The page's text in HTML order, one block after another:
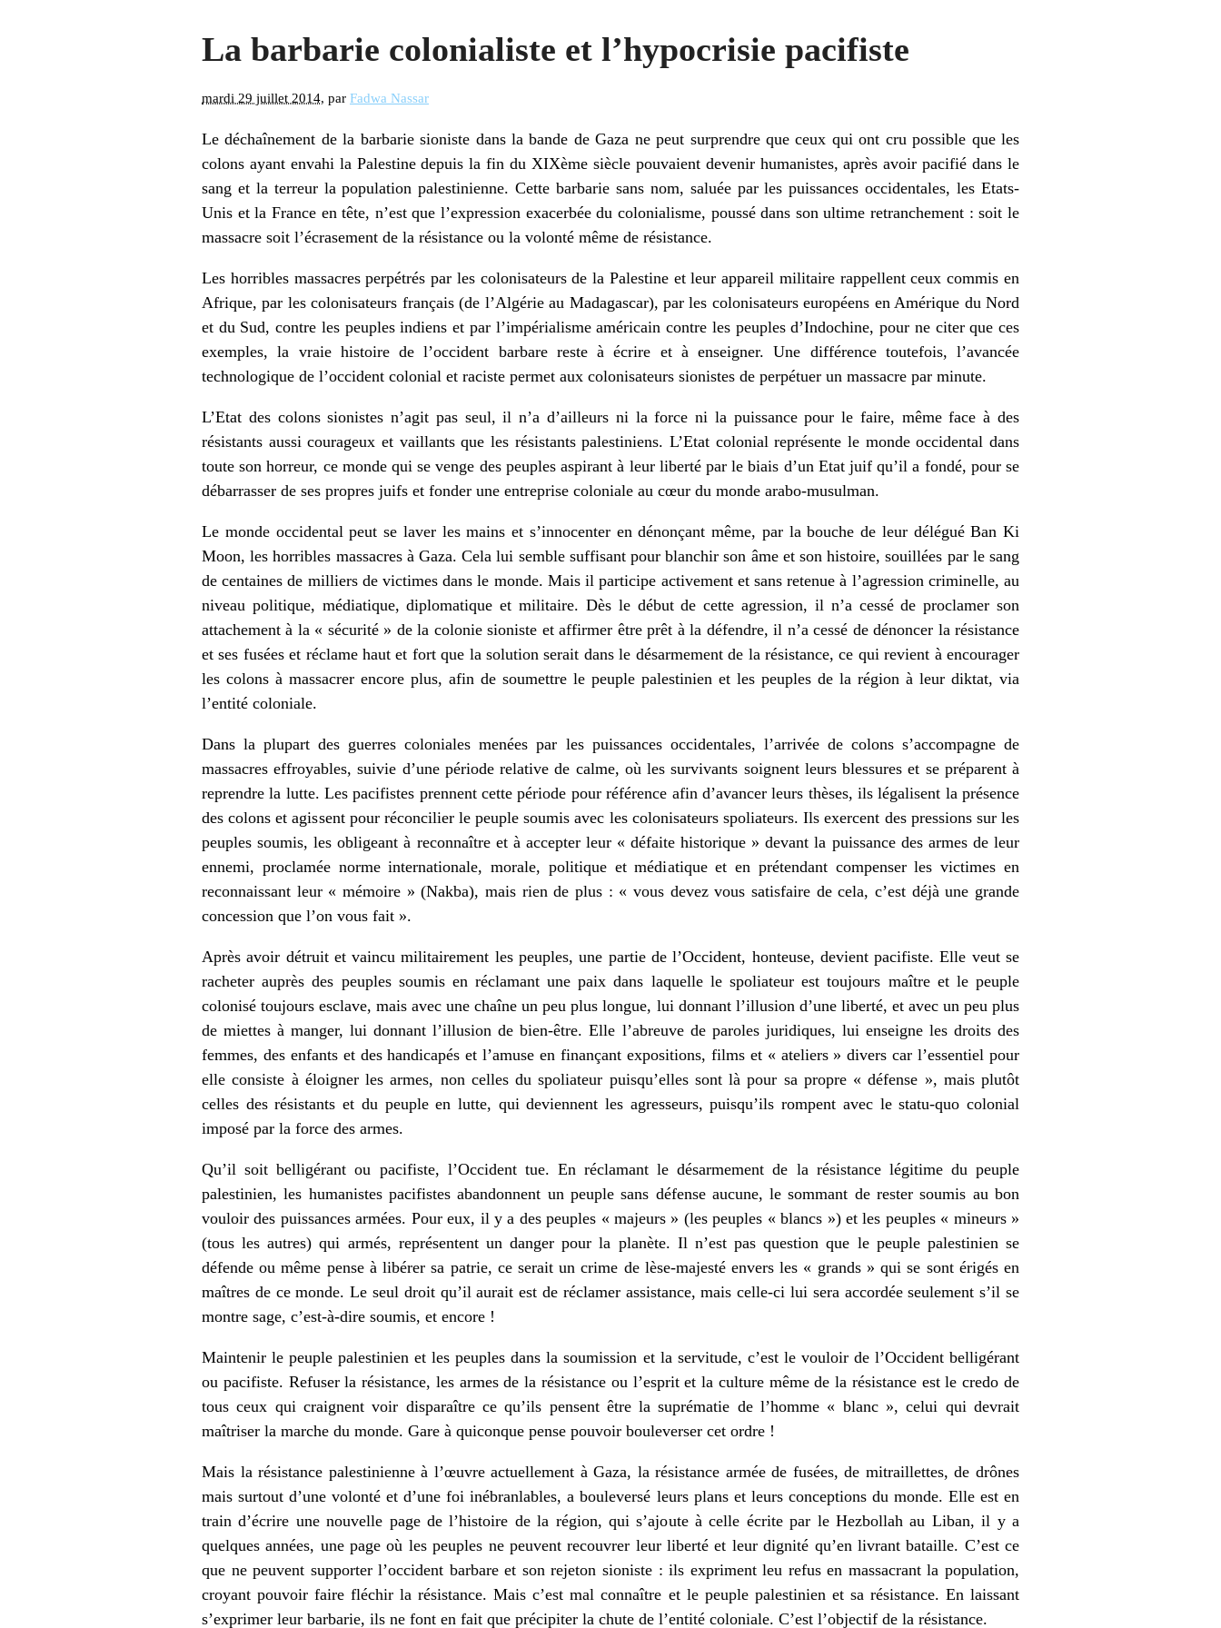
La barbarie colonialiste et l’hypocrisie pacifiste
mardi 29 juillet 2014, par Fadwa Nassar
Le déchaînement de la barbarie sioniste dans la bande de Gaza ne peut surprendre que ceux qui ont cru possible que les
colons ayant envahi la Palestine depuis la fin du XIXème siècle pouvaient devenir humanistes, après avoir pacifié dans le
sang et la terreur la population palestinienne. Cette barbarie sans nom, saluée par les puissances occidentales, les Etats-
Unis et la France en tête, n’est que l’expression exacerbée du colonialisme, poussé dans son ultime retranchement : soit le
massacre soit l’écrasement de la résistance ou la volonté même de résistance.
Les horribles massacres perpétrés par les colonisateurs de la Palestine et leur appareil militaire rappellent ceux commis en
Afrique, par les colonisateurs français (de l’Algérie au Madagascar), par les colonisateurs européens en Amérique du Nord
et du Sud, contre les peuples indiens et par l’impérialisme américain contre les peuples d’Indochine, pour ne citer que ces
exemples, la vraie histoire de l’occident barbare reste à écrire et à enseigner. Une différence toutefois, l’avancée
technologique de l’occident colonial et raciste permet aux colonisateurs sionistes de perpétuer un massacre par minute.
L’Etat des colons sionistes n’agit pas seul, il n’a d’ailleurs ni la force ni la puissance pour le faire, même face à des
résistants aussi courageux et vaillants que les résistants palestiniens. L’Etat colonial représente le monde occidental dans
toute son horreur, ce monde qui se venge des peuples aspirant à leur liberté par le biais d’un Etat juif qu’il a fondé, pour se
débarrasser de ses propres juifs et fonder une entreprise coloniale au cœur du monde arabo-musulman.
Le monde occidental peut se laver les mains et s’innocenter en dénonçant même, par la bouche de leur délégué Ban Ki
Moon, les horribles massacres à Gaza. Cela lui semble suffisant pour blanchir son âme et son histoire, souillées par le sang
de centaines de milliers de victimes dans le monde. Mais il participe activement et sans retenue à l’agression criminelle, au
niveau politique, médiatique, diplomatique et militaire. Dès le début de cette agression, il n’a cessé de proclamer son
attachement à la « sécurité » de la colonie sioniste et affirmer être prêt à la défendre, il n’a cessé de dénoncer la résistance
et ses fusées et réclame haut et fort que la solution serait dans le désarmement de la résistance, ce qui revient à encourager
les colons à massacrer encore plus, afin de soumettre le peuple palestinien et les peuples de la région à leur diktat, via
l’entité coloniale.
Dans la plupart des guerres coloniales menées par les puissances occidentales, l’arrivée de colons s’accompagne de
massacres effroyables, suivie d’une période relative de calme, où les survivants soignent leurs blessures et se préparent à
reprendre la lutte. Les pacifistes prennent cette période pour référence afin d’avancer leurs thèses, ils légalisent la présence
des colons et agissent pour réconcilier le peuple soumis avec les colonisateurs spoliateurs. Ils exercent des pressions sur les
peuples soumis, les obligeant à reconnaître et à accepter leur « défaite historique » devant la puissance des armes de leur
ennemi, proclamée norme internationale, morale, politique et médiatique et en prétendant compenser les victimes en
reconnaissant leur « mémoire » (Nakba), mais rien de plus : « vous devez vous satisfaire de cela, c’est déjà une grande
concession que l’on vous fait ».
Après avoir détruit et vaincu militairement les peuples, une partie de l’Occident, honteuse, devient pacifiste. Elle veut se
racheter auprès des peuples soumis en réclamant une paix dans laquelle le spoliateur est toujours maître et le peuple
colonisé toujours esclave, mais avec une chaîne un peu plus longue, lui donnant l’illusion d’une liberté, et avec un peu plus
de miettes à manger, lui donnant l’illusion de bien-être. Elle l’abreuve de paroles juridiques, lui enseigne les droits des
femmes, des enfants et des handicapés et l’amuse en finançant expositions, films et « ateliers » divers car l’essentiel pour
elle consiste à éloigner les armes, non celles du spoliateur puisqu’elles sont là pour sa propre « défense », mais plutôt
celles des résistants et du peuple en lutte, qui deviennent les agresseurs, puisqu’ils rompent avec le statu-quo colonial
imposé par la force des armes.
Qu’il soit belligérant ou pacifiste, l’Occident tue. En réclamant le désarmement de la résistance légitime du peuple
palestinien, les humanistes pacifistes abandonnent un peuple sans défense aucune, le sommant de rester soumis au bon
vouloir des puissances armées. Pour eux, il y a des peuples « majeurs » (les peuples « blancs ») et les peuples « mineurs »
(tous les autres) qui armés, représentent un danger pour la planète. Il n’est pas question que le peuple palestinien se
défende ou même pense à libérer sa patrie, ce serait un crime de lèse-majesté envers les « grands » qui se sont érigés en
maîtres de ce monde. Le seul droit qu’il aurait est de réclamer assistance, mais celle-ci lui sera accordée seulement s’il se
montre sage, c’est-à-dire soumis, et encore !
Maintenir le peuple palestinien et les peuples dans la soumission et la servitude, c’est le vouloir de l’Occident belligérant
ou pacifiste. Refuser la résistance, les armes de la résistance ou l’esprit et la culture même de la résistance est le credo de
tous ceux qui craignent voir disparaître ce qu’ils pensent être la suprématie de l’homme « blanc », celui qui devrait
maîtriser la marche du monde. Gare à quiconque pense pouvoir bouleverser cet ordre !
Mais la résistance palestinienne à l’œuvre actuellement à Gaza, la résistance armée de fusées, de mitraillettes, de drônes
mais surtout d’une volonté et d’une foi inébranlables, a bouleversé leurs plans et leurs conceptions du monde. Elle est en
train d’écrire une nouvelle page de l’histoire de la région, qui s’ajoute à celle écrite par le Hezbollah au Liban, il y a
quelques années, une page où les peuples ne peuvent recouvrer leur liberté et leur dignité qu’en livrant bataille. C’est ce
que ne peuvent supporter l’occident barbare et son rejeton sioniste : ils expriment leu refus en massacrant la population,
croyant pouvoir faire fléchir la résistance. Mais c’est mal connaître et le peuple palestinien et sa résistance. En laissant
s’exprimer leur barbarie, ils ne font en fait que précipiter la chute de l’entité coloniale. C’est l’objectif de la résistance.